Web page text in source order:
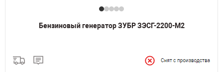
Бензиновый генератор ЗУБР ЗЭСГ-2200-М2